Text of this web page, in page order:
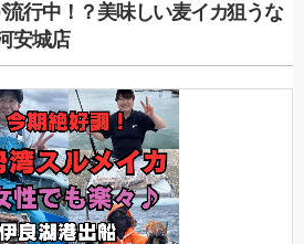
行中！？美味しい麦イカ狙うな
安城店